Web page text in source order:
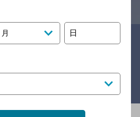
関連リンク
月 日